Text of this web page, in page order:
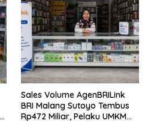
Sales Volume AgenBRILink
BRI Malang Sutoyo Tembus
Rp472 Miliar, Pelaku UMKM